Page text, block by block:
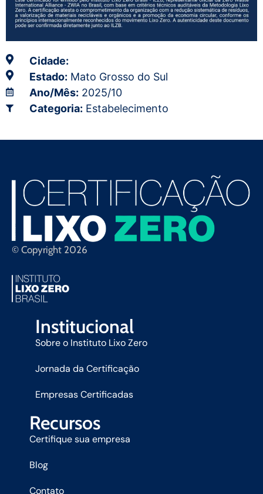
Cidade:
Estado: Mato Grosso do Sul
Ano/Mês: 2025/10
Categoria: Estabelecimento
© Copyright 2026
Institucional
Sobre o Instituto Lixo Zero
Jornada da Certificação
Empresas Certificadas
Recursos
Certifique sua empresa
Blog
Contato